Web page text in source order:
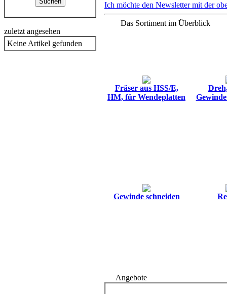
zuletzt angesehen
Keine Artikel gefunden
Ich möchte den Newsletter mit der
Das Sortiment im Überblick
Fräser aus HSS/E,
HM, für Wendeplatten
Gewinde schneiden
Angebote